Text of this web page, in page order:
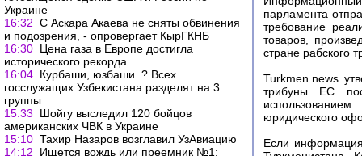
Украине
16:32 С Аскара Акаева не сняты обвинения
и подозрения, - опровергает КырГКНБ
16:30 Цена газа в Европе достигла
исторического рекорда
16:04 Курбаши, юзбаши..? Всех
госслужащих Узбекистана разделят на 3
группы
15:33
Шойгу выследил 120 бойцов
американских ЧВК в Украине
15:10 Тахир Назаров возглавил УзАвиацию
14:12
Ищется вождь или преемник №1:
парламента
требование
товаров,
стране рабского
Turkmen.news
трибуны ЕС
юридического
Если